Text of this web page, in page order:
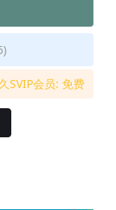
SVIP会员: 免费